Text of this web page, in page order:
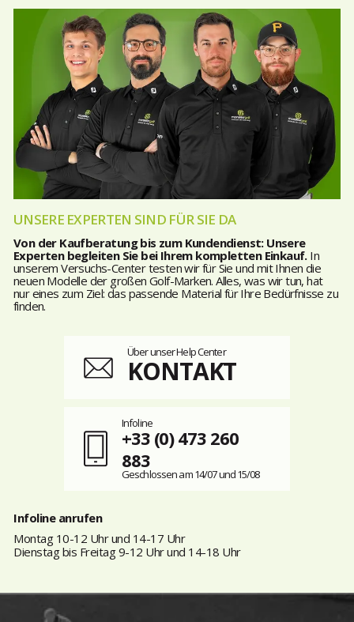
UNSERE EXPERTEN SIND FÜR SIE DA
Von der Kaufberatung bis zum Kundendienst: Unsere
Experten begleiten Sie bei Ihrem kompletten Einkauf.In
unserem Versuchs-Center testen wir für Sie und mit Ihnen die
neuen Modelle der großen Golf-Marken. Alles, was wir tun, hat
nur eines zum Ziel: das passende Material für Ihre Bedürfnisse zu
finden.
Über unser Help Center
KONTAKT
Infoline
+33 (0) 473 260
883
Geschlossen am 14/07 und 15/08
Infoline anrufen
Montag 10-12 Uhr und 14-17 Uhr
Dienstag bis Freitag 9-12 Uhr und 14-18 Uhr